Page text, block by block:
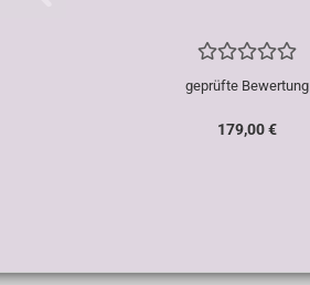
geprüfte Bewertung
179,00 €